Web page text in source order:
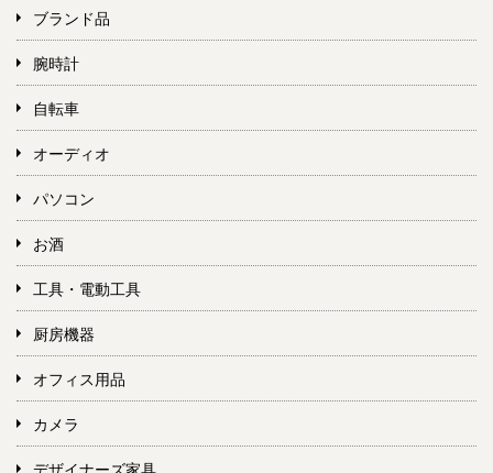
ブランド品
腕時計
自転車
オーディオ
パソコン
お酒
工具・電動工具
厨房機器
オフィス用品
カメラ